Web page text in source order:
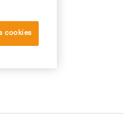
cookies